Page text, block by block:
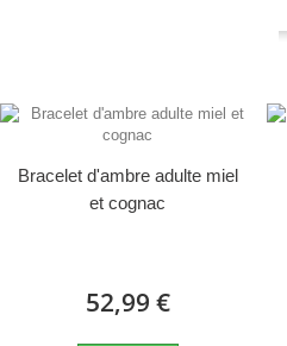
Bracelet d'ambre adulte miel
et cognac
52,99 €